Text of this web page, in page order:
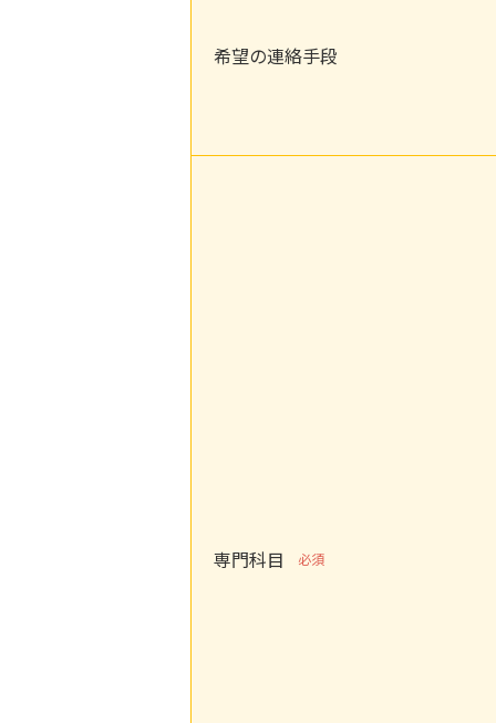
希望の連絡手段
専門科目 必須